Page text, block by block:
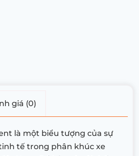
giá (0)
là một biểu tượng của sự
tế trong phân khúc xe